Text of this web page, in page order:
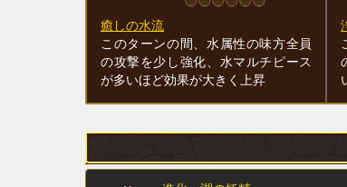
癒しの水流
このターンの間、水属性の味方全員
の攻撃を少し強化、水マルチピース
が多いほど効果が大きく上昇